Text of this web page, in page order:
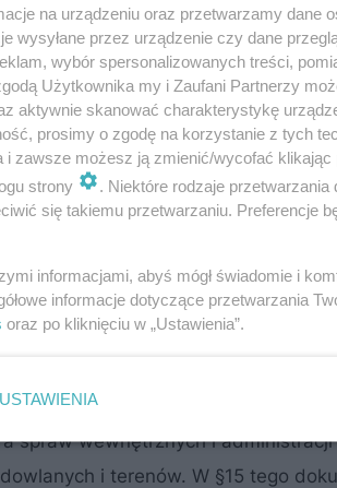
klatce schodowej?
stanowią także drogę
i musi być do nich zapewniony
łatwopalnych, jak np. mebli czy
zachować odpowiednie
spraw wewnętrznych i
i terenów. W §15 tego
na urządzeniu oraz przetwarzamy dane
wysyłane przez urządzenie czy dane
wybór spersonalizowanych treści,
Użytkownika my i Zaufani Partnerzy
aktywnie skanować charakterystykę
prosimy o zgodę na korzystanie z tych
i zawsze możesz ją zmienić/wycofać
strony
. Niektóre rodzaje
się takiemu przetwarzaniu. Preferencje
informacjami, abyś mógł świadomie i
informacje dotyczące przetwarzania
oraz po kliknięciu w „Ustawienia”.
USTAWIENIA